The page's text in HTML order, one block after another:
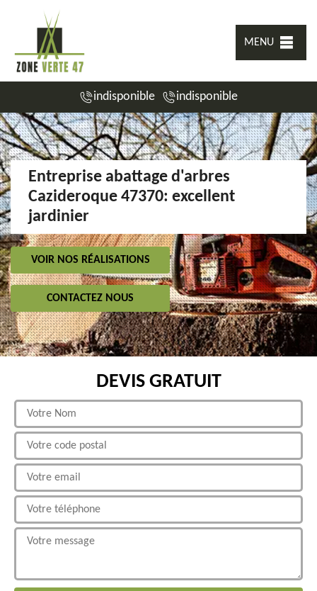
MENU
indisponible indisponible
Entreprise abattage d'arbres
Cazideroque 47370: excellent
jardinier
VOIR NOS RÉALISATIONS
CONTACTEZ NOUS
DEVIS GRATUIT